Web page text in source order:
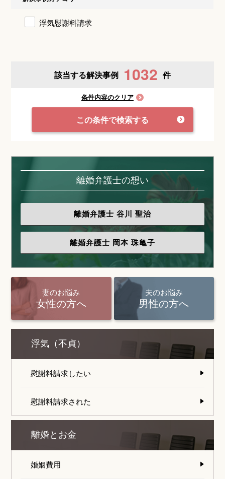
浮気慰謝料請求
該当する解決事例 1032 件
条件内容のクリア
この条件で検索する
離婚弁護士の想い
離婚弁護士 谷川 聖治
離婚弁護士 岡本 珠亀子
妻のお悩み
女性の方へ
夫のお悩み
男性の方へ
浮気（不貞）
慰謝料請求したい
慰謝料請求された
離婚とお金
婚姻費用